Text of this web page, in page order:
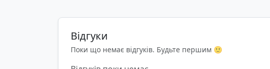
Відгуки
Поки що немає відгуків. Будьте першим 🙂